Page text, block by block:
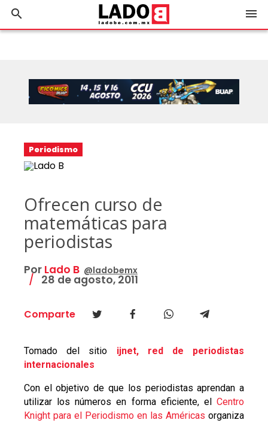
search menu
Periodismo
Ofrecen curso de
matemáticas para
periodistas
Por Lado B @ladobemx
28 de agosto, 2011
Comparte
Tomado del sitio ijnet, red de periodistas
internacionales
Con el objetivo de que los periodistas aprendan a
utilizar los números en forma eficiente, elCentro
Knight para el Periodismo en las Américas organiza